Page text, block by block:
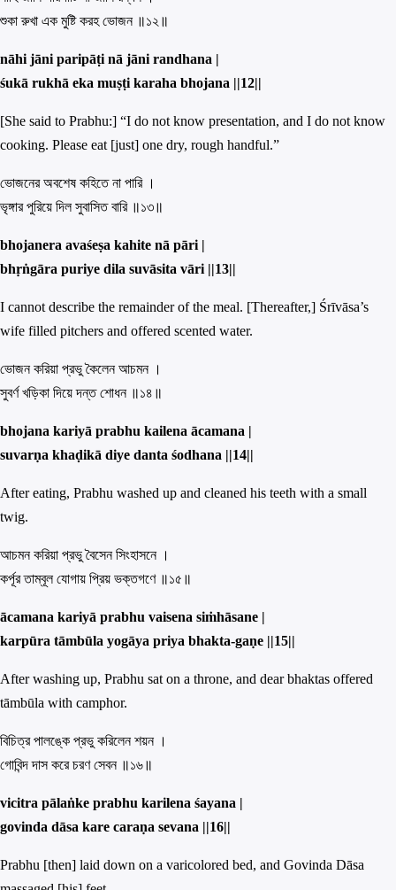
শুকা রুখা এক মুষ্টি করহ ভোজন ॥১২॥
nāhi jāni paripāṭi nā jāni randhana |
śukā rukhā eka muṣṭi karaha bhojana ||12||
[She said to Prabhu:] “I do not know presentation, and I do not know
cooking. Please eat [just] one dry, rough handful.”
ভোজনের অবশেষ কহিতে না পারি ।
ভৃঙ্গার পুরিয়ে দিল সুবাসিত বারি ॥১৩॥
bhojanera avaśeṣa kahite nā pāri |
bhṛṅgāra puriye dila suvāsita vāri ||13||
I cannot describe the remainder of the meal. [Thereafter,] Śrīvāsa’s
wife filled pitchers and offered scented water.
ভোজন করিয়া প্রভু কৈলেন আচমন ।
সুবর্ণ খড়িকা দিয়ে দন্ত শোধন ॥১৪॥
bhojana kariyā prabhu kailena ācamana |
suvarṇa khaḍikā diye danta śodhana ||14||
After eating, Prabhu washed up and cleaned his teeth with a small
twig.
আচমন করিয়া প্রভু বৈসেন সিংহাসনে ।
কর্পূর তাম্বূল যোগায় প্রিয় ভক্তগণে ॥১৫॥
ācamana kariyā prabhu vaisena siṁhāsane |
karpūra tāmbūla yogāya priya bhakta-gaṇe ||15||
After washing up, Prabhu sat on a throne, and dear bhaktas offered
tāmbūla with camphor.
বিচিত্র পালঙ্কে প্রভু করিলেন শয়ন ।
গোবিন্দ দাস করে চরণ সেবন ॥১৬॥
vicitra pālaṅke prabhu karilena śayana |
govinda dāsa kare caraṇa sevana ||16||
Prabhu [then] laid down on a varicolored bed, and Govinda Dāsa